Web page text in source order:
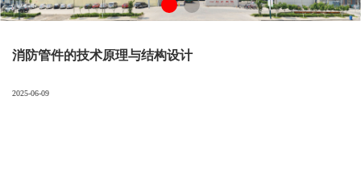
消防管件的技术原理与结构设计
2025-06-09